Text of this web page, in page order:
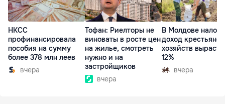
НКСС
профинансировала
пособия на сумму
более 378 млн леев
вчера
Тофан: Риелторы не
виноваты в росте цен
на жилье, смотреть
нужно и на
застройщиков
вчера
В Молдове налог
доход
хозяйств
12%
вчера